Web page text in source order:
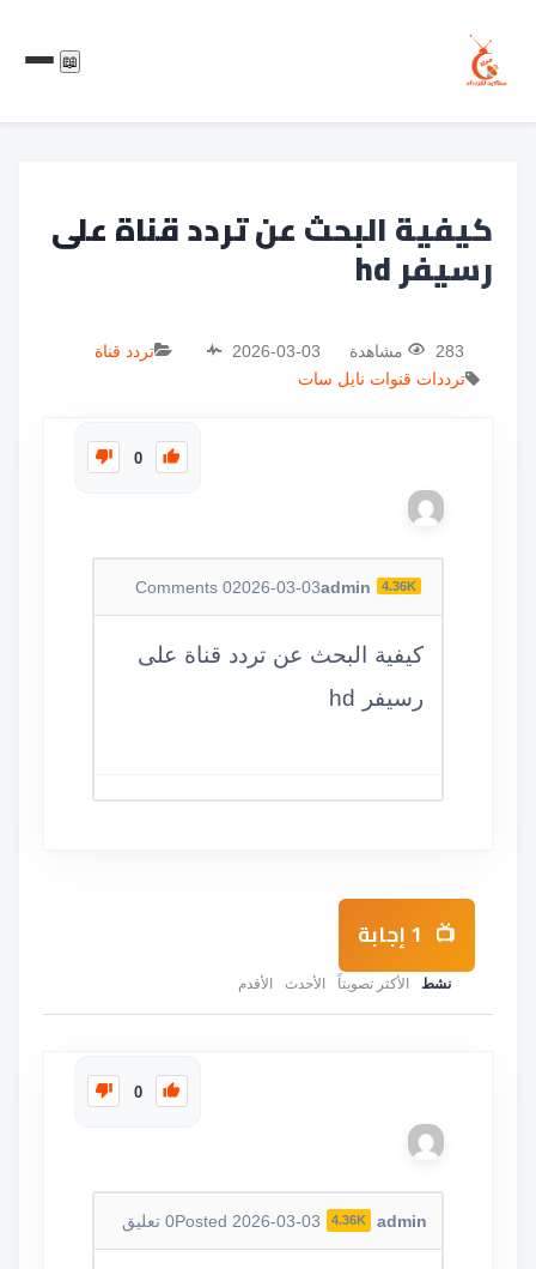
📖
كيفية البحث عن تردد قناة على
رسيفر hd
283 مشاهدة 2026-03-03
تردد قناة
ترددات قنوات نايل سات
0
admin 4.36K
2026-03-03
0
كيفية البحث عن تردد قناة على
رسيفر hd
1إجابة
نشط الأكثر تصويتاً الأحدث الأقدم
0
admin
4.36K
Posted 2026-03-03
0 تعليق